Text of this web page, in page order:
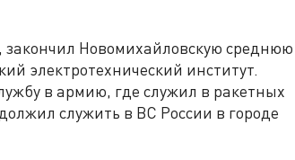
закончил Новомихайловскую среднюю
электротехнический институт.
в армию, где служил в ракетных
служить в ВС России в городе